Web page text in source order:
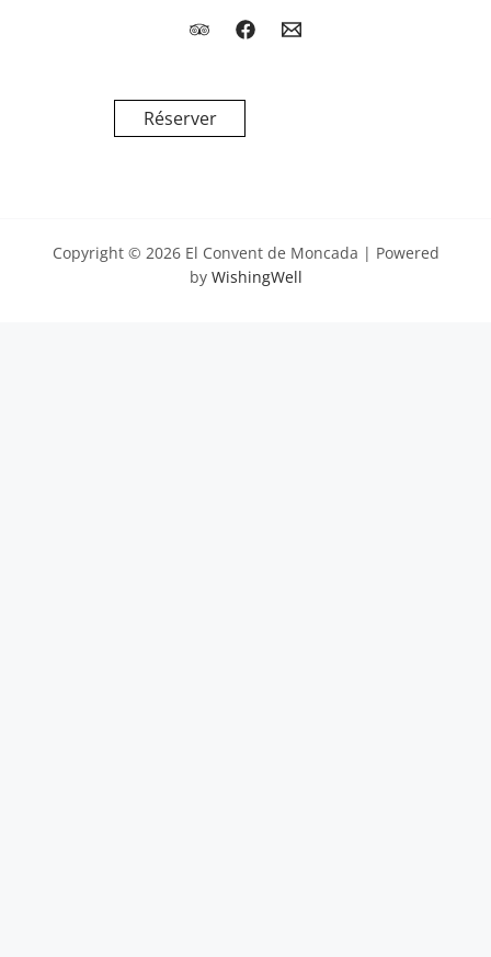
Réserver
Copyright © 2026 El Convent de Moncada | Powered
by WishingWell